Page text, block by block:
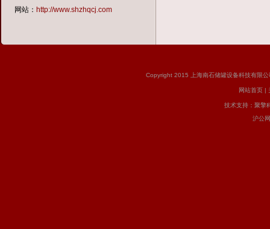
网站： http://www.shzhqcj.com
Copyright 2015 上海南石储罐设备科技有限
网站首页 |
技术支持： 聚擎
沪公